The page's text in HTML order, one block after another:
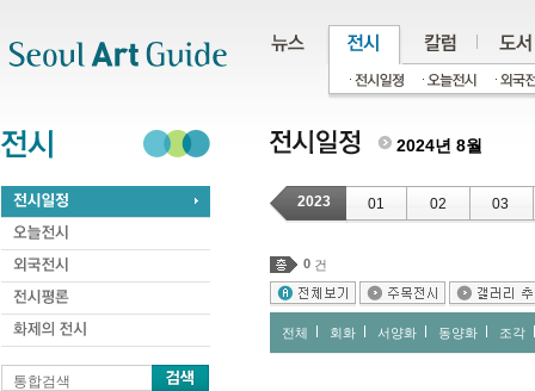
통합검색
2024년 8월
2023 01 02 03
0 건
전체 회화 서양화 동양화 조각